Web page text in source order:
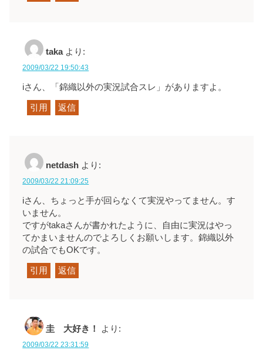
taka より:
2009/03/22 19:50:43
iさん、「錦織以外の実況試合スレ」がありますよ。
引用 返信
netdash より:
2009/03/22 21:09:25
iさん、ちょっと手が回らなくて実況やってません。す
いません。
ですがtakaさんが書かれたように、自由に実況はやっ
てかまいませんのでよろしくお願いします。錦織以外
の試合でもOKです。
引用 返信
圭 大好き！ より:
2009/03/22 23:31:59